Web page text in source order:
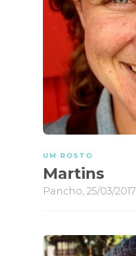
UM ROSTO
Martins
Pancho 25/03/2017